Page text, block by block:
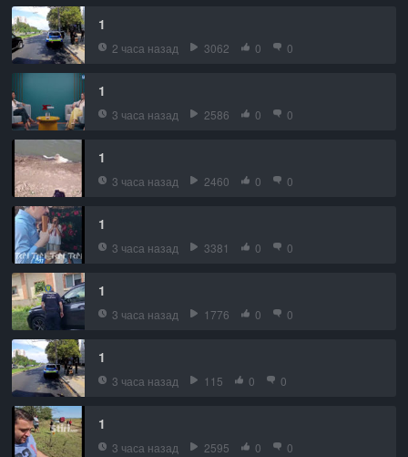
1
2 часа назад 3062 0 0
1
3 часа назад 2586 0 0
1
3 часа назад 2460 0 0
1
3 часа назад 3381 0 0
1
3 часа назад 1776 0 0
1
3 часа назад 115 0 0
1
3 часа назад 2595 0 0